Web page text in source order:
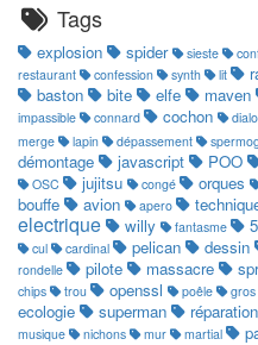
Tags
explosion spider sieste
restaurant
confession synth lit
baston
bite elfe maven
impassible connard cochon
merge lapin dépassement
démontage javascript POO
OSC jujitsu congé orques
bouffe
avion apero
electrique willy fantasme
cul
cardinal pelican dessin
rondelle pilote massacre
chips trou openssl poêle gros
ecologie
superman réparation
musique
nichons mur martial